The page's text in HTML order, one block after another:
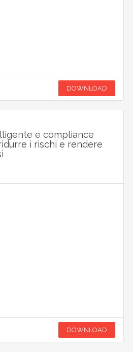
DOWNLOAD
e compliance
i rischi e rendere
DOWNLOAD